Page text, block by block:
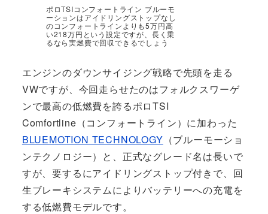
ポロTSIコンフォートライン ブルーモ
ーションはアイドリングストップなし
のコンフォートラインよりも5万円高
い218万円という設定ですが、長く乗
るなら実燃費で回収できるでしょう
エンジンのダウンサイジング戦略で先頭を走る
VWですが、今回走らせたのはフォルクスワーゲ
ンで最高の低燃費を誇るポロTSI
Comfortline（コンフォートライン）に加わった
BLUEMOTION TECHNOLOGY （ブルーモーショ
ンテクノロジー）と、正式なグレード名は長いで
すが、要するにアイドリングストップ付きで、回
生ブレーキシステムによりバッテリーへの充電を
する低燃費モデルです。